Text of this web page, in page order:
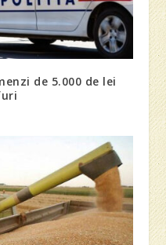
de 5.000 de lei